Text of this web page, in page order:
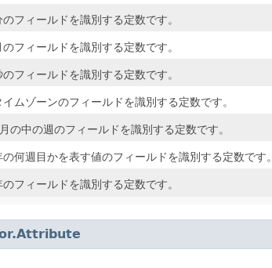
のフィールドを識別する定数です。
のフィールドを識別する定数です。
のフィールドを識別する定数です。
イムゾーンのフィールドを識別する定数です。
の中の週のフィールドを識別する定数です。
の何週目かを表す値のフィールドを識別する定数です。
のフィールドを識別する定数です。